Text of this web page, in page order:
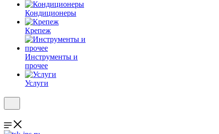
Кондиционеры
Крепеж
Инструменты и
прочее
Услуги